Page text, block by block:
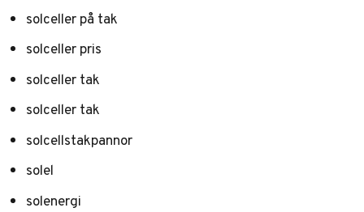
solceller på tak
solceller pris
solceller tak
solceller tak
solcellstakpannor
solel
solenergi